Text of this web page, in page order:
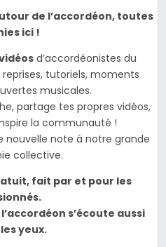
de l’accordéon, toutes
ici !
d’accordéonistes du
tutoriels, moments
musicales.
partage tes propres vidéos,
la communauté !
nouvelle note à notre grande
collective.
fait par et pour les
l’accordéon s’écoute aussi
yeux.